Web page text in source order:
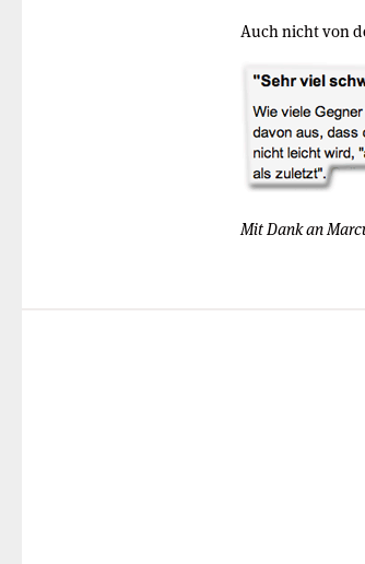
Auch nicht von
Mit Dank an